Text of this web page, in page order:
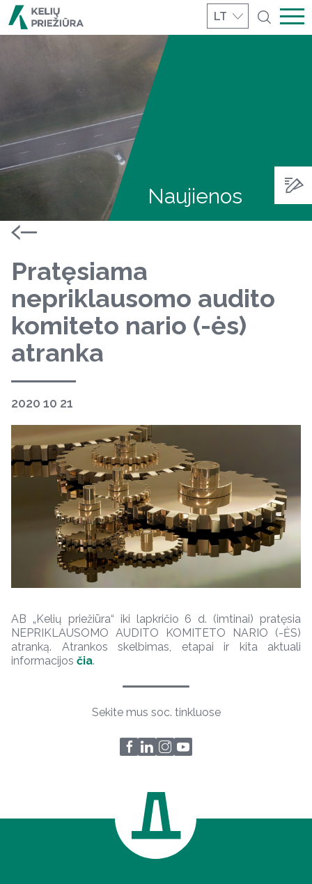
LT
Naujienos
Pratęsiama
nepriklausomo audito
komiteto nario (-ės)
atranka
2020 10 21
AB „Kelių priežiūra“ iki lapkričio 6 d. (imtinai) pratęsia
NEPRIKLAUSOMO AUDITO KOMITETO NARIO (-ĖS)
atranką. Atrankos skelbimas, etapai ir kita aktuali
informacijos čia.
Sekite mus soc. tinkluose